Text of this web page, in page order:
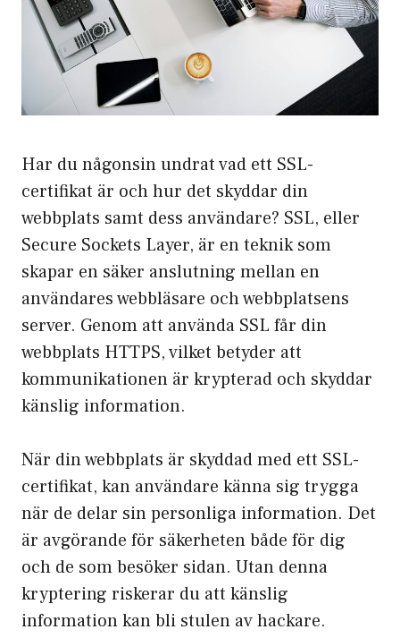
Har du någonsin undrat vad ett SSL-
certifikat är och hur det skyddar din
webbplats samt dess användare? SSL, eller
Secure Sockets Layer, är en teknik som
skapar en säker anslutning mellan en
användares webbläsare och webbplatsens
server. Genom att använda SSL får din
webbplats HTTPS, vilket betyder att
kommunikationen är krypterad och skyddar
känslig information.
När din webbplats är skyddad med ett SSL-
certifikat, kan användare känna sig trygga
när de delar sin personliga information. Det
är avgörande för säkerheten både för dig
och de som besöker sidan. Utan denna
kryptering riskerar du att känslig
information kan bli stulen av hackare.